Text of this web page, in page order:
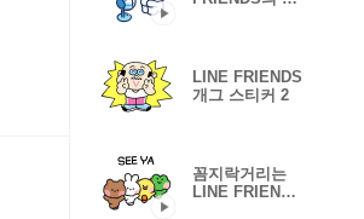
LINE FRIENDS
개그 스티커 2
꼼지락거리는
LINE FRIENDS